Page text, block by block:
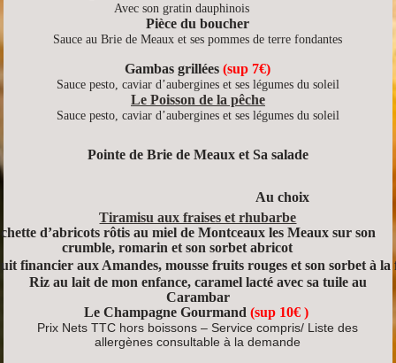
Avec son gratin dauphinois
Pièce du boucher
Sauce au Brie de Meaux et ses pommes de terre fondantes
Gambas grillées(sup 7€)
Sauce pesto, caviar d’aubergines et ses légumes du soleil
Le Poisson de la pêche
Sauce pesto, caviar d’aubergines et ses légumes du soleil
Pointe de Brie de Meaux et Sa salade
Au choix
Tiramisu aux fraises et rhubarbe
d’abricots rôtis au miel de Montceaux les Meaux sur son
crumble, romarin et son sorbet abricot
financier aux Amandes, mousse fruits rouges et son sorbet à la
Riz au lait de mon enfance, caramel lacté avec sa tuile au
Carambar
Le Champagne Gourmand (sup 10€ )
Prix Nets TTC hors boissons – Service compris/ Liste des
allergènes consultable à la demande